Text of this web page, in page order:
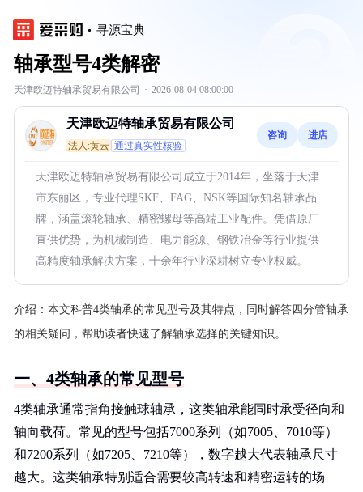
寻源宝典
轴承型号4类解密
天津欧迈特轴承贸易有限公司 · 2026-08-04 08:00:00
天津欧迈特轴承贸易有限公司
法人:黄云 通过真实性核验
咨询 进店
天津欧迈特轴承贸易有限公司成立于2014年，坐落于天津
市东丽区，专业代理SKF、FAG、NSK等国际知名轴承品
牌，涵盖滚轮轴承、精密螺母等高端工业配件。凭借原厂
直供优势，为机械制造、电力能源、钢铁冶金等行业提供
高精度轴承解决方案，十余年行业深耕树立专业权威。
介绍： 本文科普4类轴承的常见型号及其特点，同时解答四分管轴承
的相关疑问，帮助读者快速了解轴承选择的关键知识。
一、4类轴承的常见型号
4类轴承通常指角接触球轴承，这类轴承能同时承受径向和
轴向载荷。常见的型号包括7000系列（如7005、7010等）
和7200系列（如7205、7210等），数字越大代表轴承尺寸
越大。这类轴承特别适合需要较高转速和精密运转的场